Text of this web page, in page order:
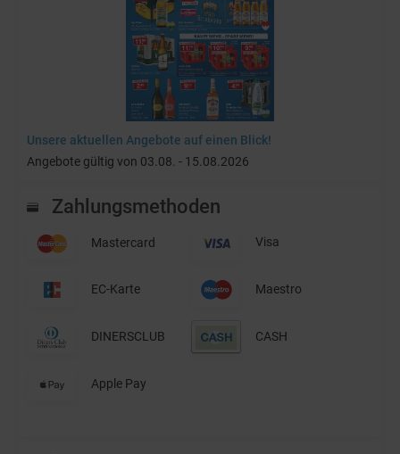
Unsere aktuellen Angebote auf einen Blick!
Angebote gültig von 03.08. - 15.08.2026
Zahlungsmethoden
Mastercard Visa
EC-Karte Maestro
DINERSCLUB CASH
Apple Pay